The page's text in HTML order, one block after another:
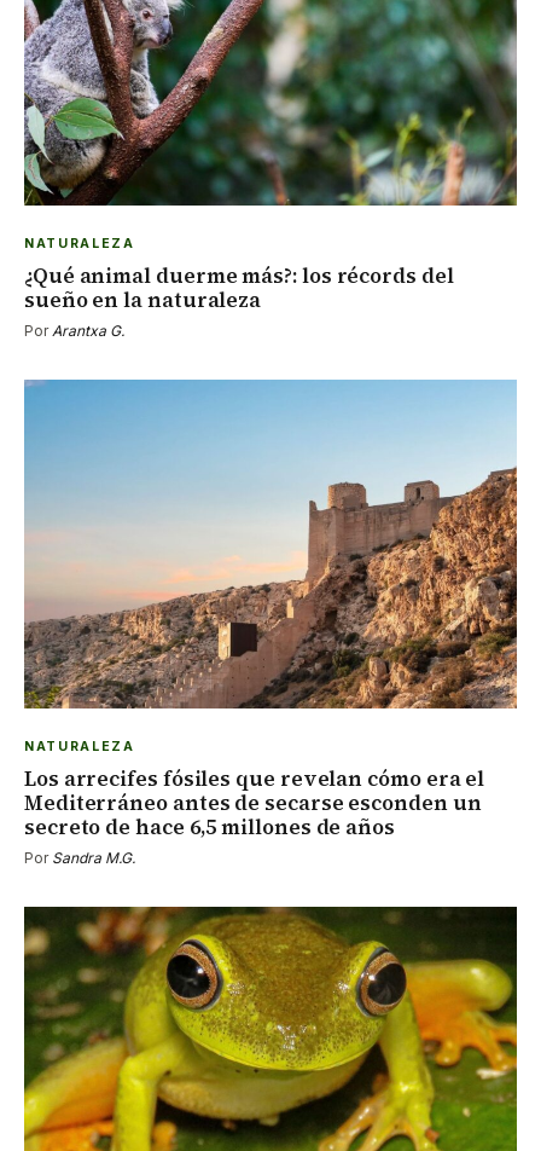
NATURALEZA
¿Qué animal duerme más?: los récords del
sueño en la naturaleza
Por Arantxa G.
NATURALEZA
Los arrecifes fósiles que revelan cómo era el
Mediterráneo antes de secarse esconden un
secreto de hace 6,5 millones de años
Por Sandra M.G.